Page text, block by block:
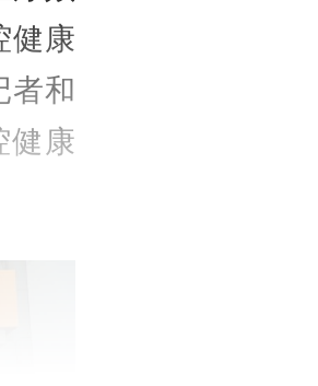
健康
者和
健康